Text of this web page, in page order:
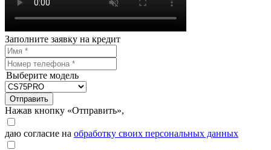
Заполните заявку на кредит
Выберите модель
Отправить
Нажав кнопку «Отправить»,
даю согласие на обработку своих персональных данных